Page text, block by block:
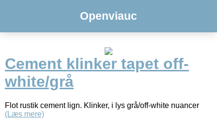
Openviauc
Cement klinker tapet off-
white/grå
Flot rustik cement lign. Klinker, i lys grå/off-white nuancer
(Læs mere)